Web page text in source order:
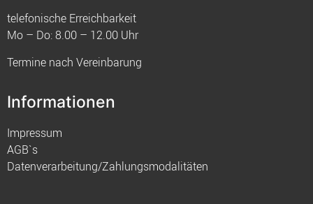
telefonische Erreichbarkeit
Mo – Do: 8.00 – 12.00 Uhr
Termine nach Vereinbarung
Informationen
Impressum
AGB`s
Datenverarbeitung/Zahlungsmodalitäten